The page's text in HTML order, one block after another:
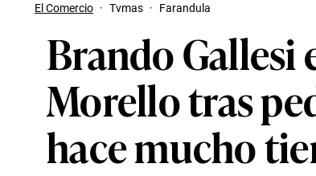
El Comercio · Tvmas · Farandula
Brando
Morello tras
hace mucho